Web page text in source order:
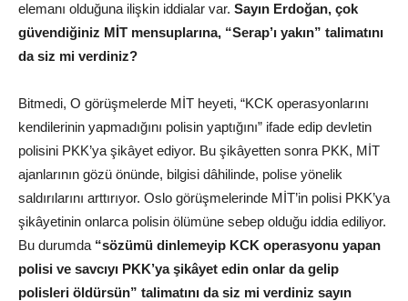
elemanı olduğuna ilişkin iddialar var. Sayın Erdoğan, çok
güvendiğiniz MİT mensuplarına, “Serap’ı yakın” talimatını
da siz mi verdiniz?
Bitmedi, O görüşmelerde MİT heyeti, “KCK operasyonlarını
kendilerinin yapmadığını polisin yaptığını” ifade edip devletin
polisini PKK’ya şikâyet ediyor. Bu şikâyetten sonra PKK, MİT
ajanlarının gözü önünde, bilgisi dâhilinde, polise yönelik
saldırılarını arttırıyor. Oslo görüşmelerinde MİT’in polisi PKK’ya
şikâyetinin onlarca polisin ölümüne sebep olduğu iddia ediliyor.
Bu durumda “sözümü dinlemeyip KCK operasyonu yapan
polisi ve savcıyı PKK’ya şikâyet edin onlar da gelip
polisleri öldürsün” talimatını da siz mi verdiniz sayın